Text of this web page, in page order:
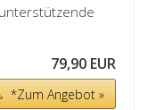
79,90 EUR
*Zum Angebot »